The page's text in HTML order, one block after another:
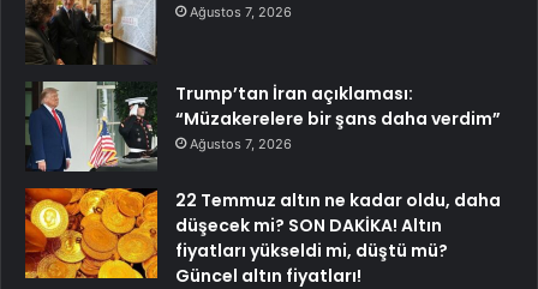
Ağustos 7, 2026
Trump’tan İran açıklaması:
“Müzakerelere bir şans daha verdim”
Ağustos 7, 2026
22 Temmuz altın ne kadar oldu, daha
düşecek mi? SON DAKİKA! Altın
fiyatları yükseldi mi, düştü mü?
Güncel altın fiyatları!